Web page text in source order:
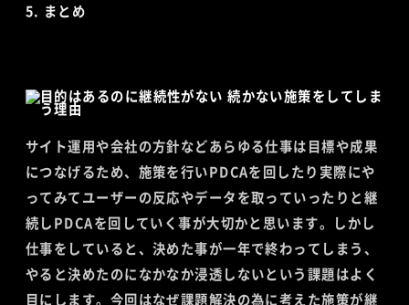
まとめ
サイト運用や会社の方針などあらゆる仕事は目標や成果
につなげるため、施策を行いPDCAを回したり実際にや
ってみてユーザーの反応やデータを取っていったりと継
続しPDCAを回していく事が大切かと思います。しかし
仕事をしていると、決めた事が一年で終わってしまう、
やると決めたのになかなか浸透しないという課題はよく
目にします。今回はなぜ課題解決の為に考えた施策が継